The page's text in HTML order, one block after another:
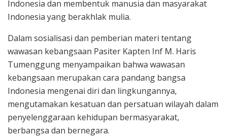
Indonesia dan membentuk manusia dan masyarakat
Indonesia yang berakhlak mulia.
Dalam sosialisasi dan pemberian materi tentang
wawasan kebangsaan Pasiter Kapten Inf M. Haris
Tumenggung menyampaikan bahwa wawasan
kebangsaan merupakan cara pandang bangsa
Indonesia mengenai diri dan lingkungannya,
mengutamakan kesatuan dan persatuan wilayah dalam
penyelenggaraan kehidupan bermasyarakat,
berbangsa dan bernegara.